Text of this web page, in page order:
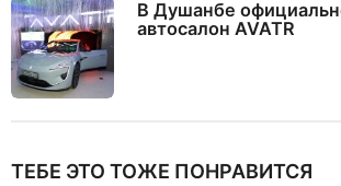
В Душанбе
автосалон AVATR
ТЕБЕ ЭТО ТОЖЕ ПОНРАВИТСЯ